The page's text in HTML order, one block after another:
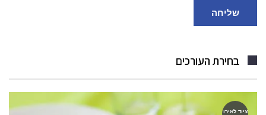
שליחה
בחירת העורכים
ציוד לאירו